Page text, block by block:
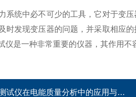
统中必不可少的工具，它对于变压
时发现变压器的问题，并采取相应
仪是一种非常重要的仪器，其作用不
试仪在电能质量分析中的应用与作用